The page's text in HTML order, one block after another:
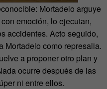
Mortadelo arguye
emoción, lo ejecutan,
accidentes. Acto seguido,
Mortadelo como represalia.
a proponer otro plan y
ocurre después de las
ni entre ellos.